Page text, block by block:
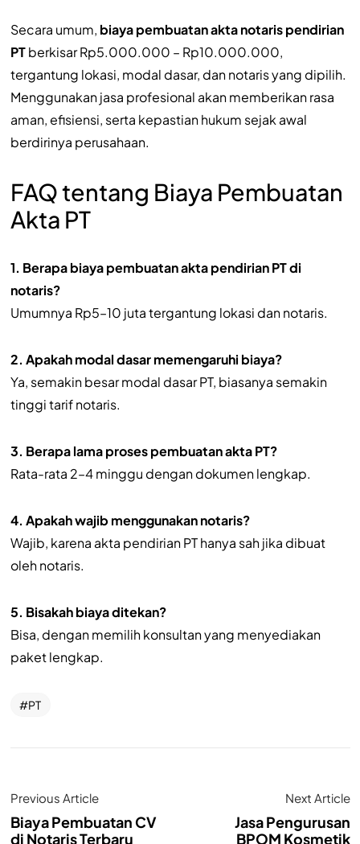
Secara umum, biaya pembuatan akta notaris pendirian
PTberkisar Rp5.000.000 – Rp10.000.000,
tergantung lokasi, modal dasar, dan notaris yang dipilih.
Menggunakan jasa profesional akan memberikan rasa
aman, efisiensi, serta kepastian hukum sejak awal
berdirinya perusahaan.
FAQ tentang Biaya Pembuatan
Akta PT
1. Berapa biaya pembuatan akta pendirian PT di
notaris?
Umumnya Rp5–10 juta tergantung lokasi dan notaris.
2. Apakah modal dasar memengaruhi biaya?
Ya, semakin besar modal dasar PT, biasanya semakin
tinggi tarif notaris.
3. Berapa lama proses pembuatan akta PT?
Rata-rata 2–4 minggu dengan dokumen lengkap.
4. Apakah wajib menggunakan notaris?
Wajib, karena akta pendirian PT hanya sah jika dibuat
oleh notaris.
5. Bisakah biaya ditekan?
Bisa, dengan memilih konsultan yang menyediakan
paket lengkap.
PT
Previous Article
Biaya Pembuatan CV
di Notaris Terbaru
Next Article
Jasa Pengurusan
BPOM Kosmetik